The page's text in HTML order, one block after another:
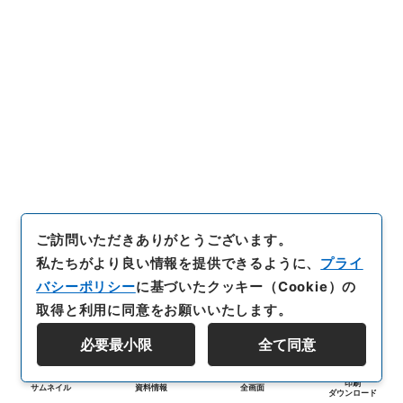
サムネイル 資料情報 全画面
印刷
ダウンロード
ご訪問いただきありがとうございます。
私たちがより良い情報を提供できるように、 プライ
バシーポリシーに基づいたクッキー（Cookie）の
取得と利用に同意をお願いいたします。
必要最小限 全て同意